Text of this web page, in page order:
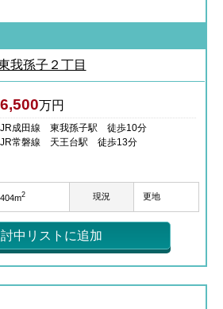
我孫子２丁目
6,500万円
JR成田線 東我孫子駅 徒歩10分
JR常磐線 天王台駅 徒歩13分
404m2 現況 更地
中リストに追加